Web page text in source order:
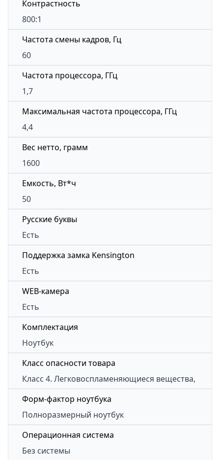
Контрастность
800:1
Частота смены кадров, Гц
60
Частота процессора, ГГц
1,7
Максимальная частота процессора, ГГц
4,4
Вес нетто, грамм
1600
Емкость, Вт*ч
50
Русские буквы
Есть
Поддержка замка Kensington
Есть
WEB-камера
Есть
Комплектация
Ноутбук
Класс опасности товара
Класс 4. Легковоспламеняющиеся вещества,
Форм-фактор ноутбука
Полноразмерный ноутбук
Операционная система
Без системы